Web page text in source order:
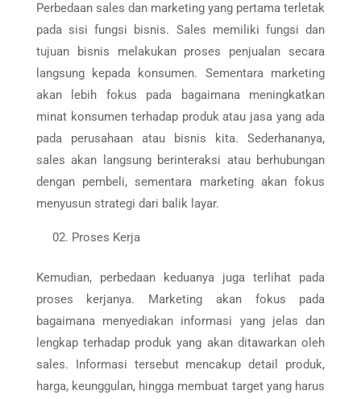
Perbedaan sales dan marketing yang pertama terletak
pada sisi fungsi bisnis. Sales memiliki fungsi dan
tujuan bisnis melakukan proses penjualan secara
langsung kepada konsumen. Sementara marketing
akan lebih fokus pada bagaimana meningkatkan
minat konsumen terhadap produk atau jasa yang ada
pada perusahaan atau bisnis kita. Sederhananya,
sales akan langsung berinteraksi atau berhubungan
dengan pembeli, sementara marketing akan fokus
menyusun strategi dari balik layar.
Proses Kerja
Kemudian, perbedaan keduanya juga terlihat pada
proses kerjanya. Marketing akan fokus pada
bagaimana menyediakan informasi yang jelas dan
lengkap terhadap produk yang akan ditawarkan oleh
sales. Informasi tersebut mencakup detail produk,
harga, keunggulan, hingga membuat target yang harus